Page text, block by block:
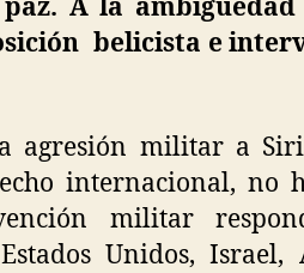
A la ambigüedad
belicista e
agresión militar a
internacional, no
militar
Unidos, Israel,